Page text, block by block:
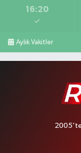
16:20
Aylık Vakitler